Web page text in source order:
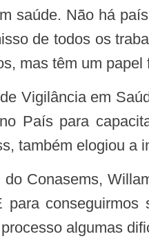
saúde. Não há
de todos os
mas têm um papel
País para
também elogiou a
para
algumas